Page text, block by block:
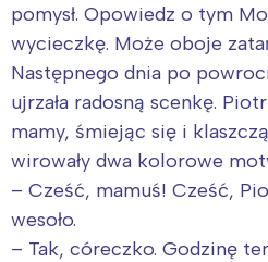
pomysł. Opowiedz o tym
wycieczkę. Może oboje
Następnego dnia po
ujrzała radosną scenkę.
mamy, śmiejąc się i
wirowały dwa kolorowe
– Cześć, mamuś! Cześć,
wesoło.
– Tak, córeczko. Godzinę